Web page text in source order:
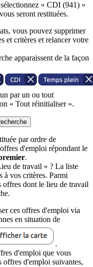
« CDI (941) »
seront restituées.
vous pouvez supprimer
et critères et relancer votre
apparaissent de la façon
par un ou tout
« Tout réinitialiser ».
par ordre de
d'emploi répondant le
.
de travail » ? La liste
à vos critères. Parmi
offres dont le lieu de travail
ces offres d'emploi via
en situation de
.
d'emploi que vous
offres d'emploi suivantes,